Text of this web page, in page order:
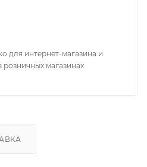
для интернет-магазина и
розничных магазинах